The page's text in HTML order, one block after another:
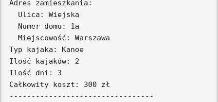
Adres zamieszkania:
  Ulica: Wiejska
  Numer domu: 1a
  Miejscowość: Warszawa
Typ kajaka: Kanoe
Ilość kajaków: 2
Ilość dni: 3
Całkowity koszt: 300 zł
---------------------------------